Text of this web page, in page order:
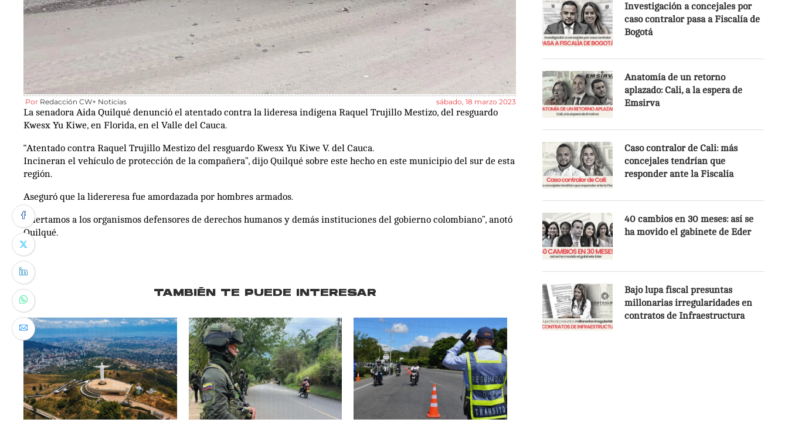
Por Redacción CW+ Noticias sábado, 18 marzo 2023
La senadora Aida Quilqué denunció el atentado contra la lideresa indígena Raquel Trujillo Mestizo, del resguardo
Kwesx Yu Kiwe, en Florida, en el Valle del Cauca.
“Atentado contra Raquel Trujillo Mestizo del resguardo Kwesx Yu Kiwe V. del Cauca.
Incineran el vehículo de protección de la compañera”, dijo Quilqué sobre este hecho en este municipio del sur de esta
región.
Aseguró que la lidereresa fue amordazada por hombres armados.
“Alertamos a los organismos defensores de derechos humanos y demás instituciones del gobierno colombiano”, anotó
Quilqué.
TAMBIÉN TE PUEDE INTERESAR
Investigación a concejales por
caso contralor pasa a Fiscalía de
Bogotá
Anatomía de un retorno
aplazado: Cali, a la espera de
Emsirva
Caso contralor de Cali: más
concejales tendrían que
responder ante la Fiscalía
40 cambios en 30 meses: así se
ha movido el gabinete de Eder
Bajo lupa fiscal presuntas
millonarias irregularidades en
contratos de Infraestructura